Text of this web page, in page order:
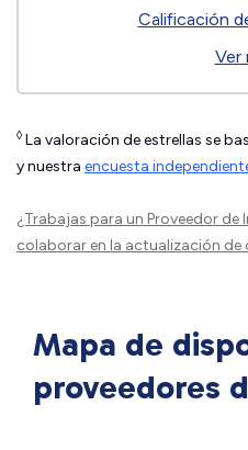
Calificación
Ver
◊ La valoración de estrellas se
y nuestra encuesta
¿Trabajas para un Proveedor de
colaborar en la actualización de
Mapa de
proveedores